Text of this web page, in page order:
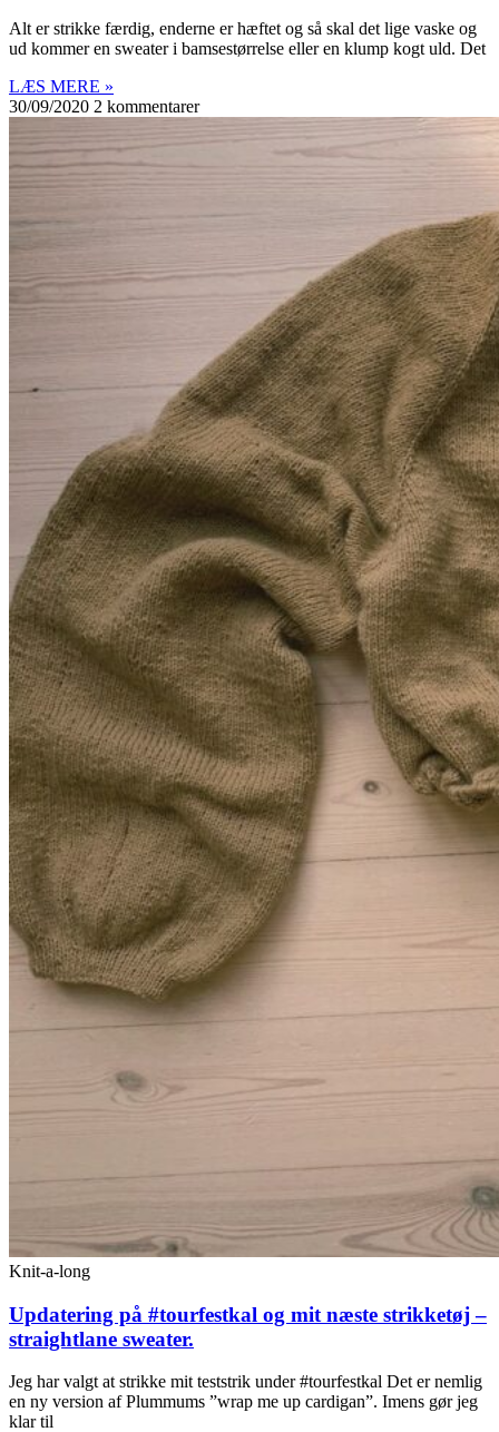
Alt er strikke færdig, enderne er hæftet og så skal det lige vaske og
ud kommer en sweater i bamsestørrelse eller en klump kogt uld. Det
LÆS MERE »
30/09/2020 2 kommentarer
Knit-a-long
Updatering på #tourfestkal og mit næste strikketøj –
straightlane sweater.
Jeg har valgt at strikke mit teststrik under #tourfestkal Det er nemlig
en ny version af Plummums ”wrap me up cardigan”. Imens gør jeg
klar til